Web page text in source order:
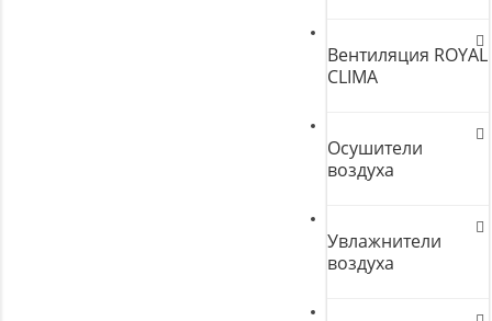
Вентиляция ROYAL
CLIMA
Осушители
воздуха
Увлажнители
воздуха